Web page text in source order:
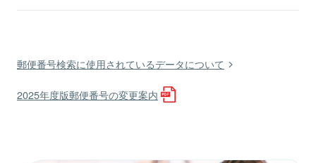
郵便番号検索に使用されているデータについて
2025年度版郵便番号の変更案内